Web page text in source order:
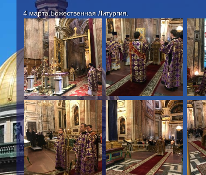
4 марта.Божественная Литургия.